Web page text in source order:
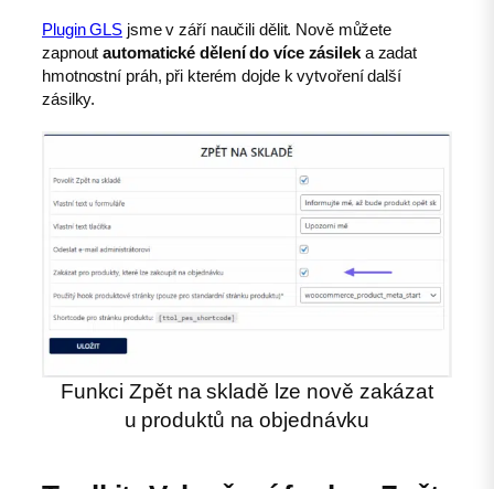
Plugin GLS jsme v září naučili dělit. Nově můžete
zapnoutautomatické dělení do více zásileka zadat
hmotnostní práh, při kterém dojde k vytvoření další
zásilky.
Funkci Zpět na skladě lze nově zakázat
u produktů na objednávku